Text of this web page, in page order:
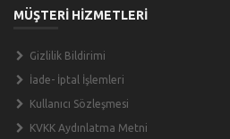
MÜŞTERİ HİZMETLERİ
Gizlilik Bildirimi
İade- İptal İşlemleri
Kullanıcı Sözleşmesi
KVKK Aydınlatma Metni